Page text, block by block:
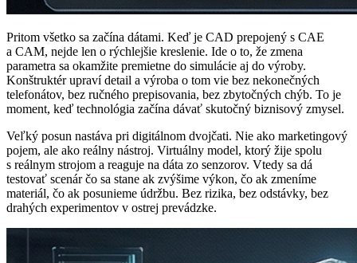
Pritom všetko sa začína dátami. Keď je CAD prepojený s CAE
a CAM, nejde len o rýchlejšie kreslenie. Ide o to, že zmena
parametra sa okamžite premietne do simulácie aj do výroby.
Konštruktér upraví detail a výroba o tom vie bez nekonečných
telefonátov, bez ručného prepisovania, bez zbytočných chýb. To je
moment, keď technológia začína dávať skutočný biznisový zmysel.
Veľký posun nastáva pri digitálnom dvojčati. Nie ako marketingový
pojem, ale ako reálny nástroj. Virtuálny model, ktorý žije spolu
s reálnym strojom a reaguje na dáta zo senzorov. Vtedy sa dá
testovať scenár čo sa stane ak zvýšime výkon, čo ak zmeníme
materiál, čo ak posunieme údržbu. Bez rizika, bez odstávky, bez
drahých experimentov v ostrej prevádzke.